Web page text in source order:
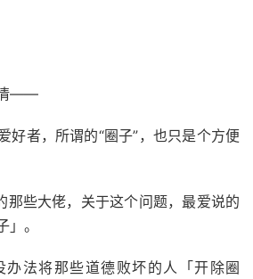
情——
好者，所谓的“圈子”，也只是个方便
那些大佬，关于这个问题，最爱说的
。
办法将那些道德败坏的人「开除圈